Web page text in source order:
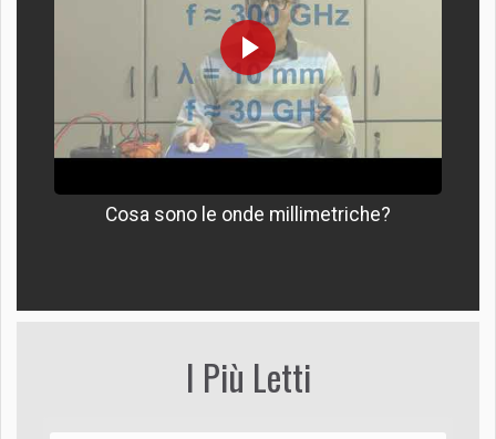
Cosa sono le onde millimetriche?
I Più Letti